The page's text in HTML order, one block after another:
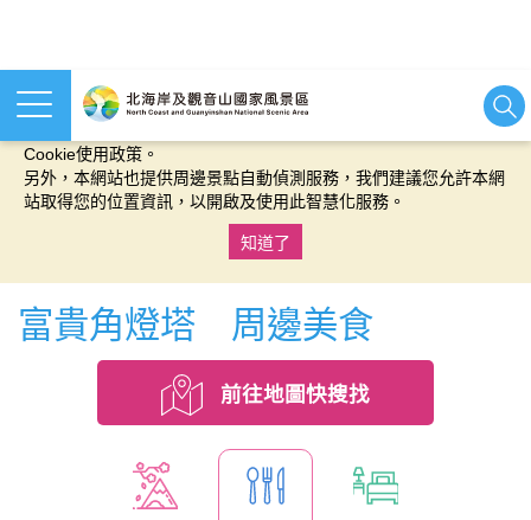
本網站使用cookies等相關技術以持續優化網站服務，並有助於為
Cookie使用政策。
另外，本網站也提供周邊景點自動偵測服務，我們建議您允許本網
站取得您的位置資訊，以開啟及使用此智慧化服務。
知道了
富貴角燈塔 周邊美食
前往地圖快搜找